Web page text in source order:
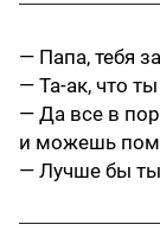
— Папа, тебя
— Та-ак, что
— Да все в
и можешь
— Лучше бы ты